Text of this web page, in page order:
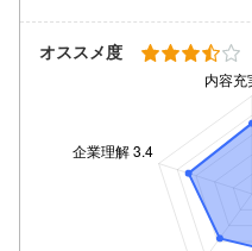
オススメ度